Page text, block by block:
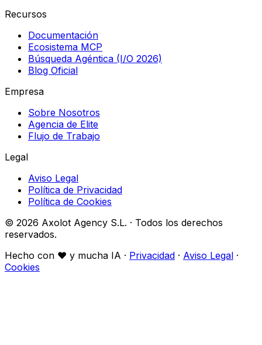
Recursos
Documentación
Ecosistema MCP
Búsqueda Agéntica (I/O 2026)
Blog Oficial
Empresa
Sobre Nosotros
Agencia de Elite
Flujo de Trabajo
Legal
Aviso Legal
Política de Privacidad
Política de Cookies
© 2026 Axolot Agency S.L. · Todos los derechos
reservados.
Hecho con ♥ y mucha IA · Privacidad · Aviso Legal ·
Cookies